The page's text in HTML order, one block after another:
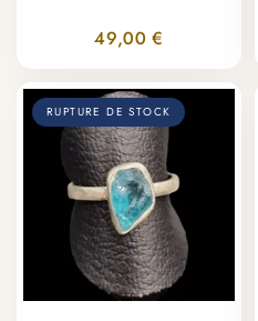
49,00 €
RUPTURE DE STOCK